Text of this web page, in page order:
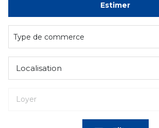
De l'immo pro
Estimer
Type de commerce
Localisation
Loyer